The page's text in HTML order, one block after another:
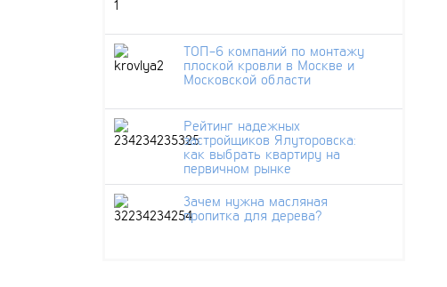
ТОП-6 компаний по монтажу
плоской кровли в Москве и
Московской области
Рейтинг надежных
застройщиков Ялуторовска:
как выбрать квартиру на
первичном рынке
Зачем нужна масляная
пропитка для дерева?